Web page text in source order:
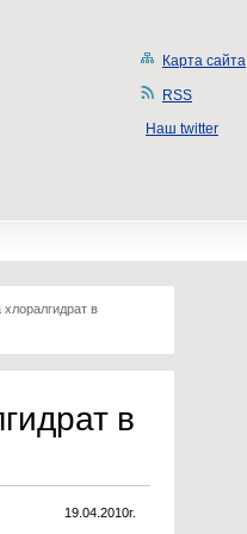
Карта сайта
RSS
Наш twitter
в
в
19.04.2010г.